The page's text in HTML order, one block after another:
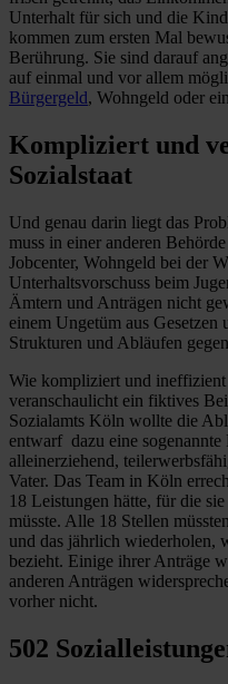
Unterhalt für sich und die
kommen zum ersten Mal
Berührung. Sie sind darauf
auf einmal und vor allem
Bürgergeld, Wohngeld oder
Kompliziert und
Sozialstaat
Und genau darin liegt das
muss in ­einer anderen
Jobcenter, Wohngeld bei der
Unterhaltsvorschuss beim
Ämtern und ­Anträgen nicht
einem Ungetüm aus
Strukturen und Abläufen
Wie kompliziert und ineffizient
veranschaulicht ein fiktives
Sozialamts Köln wollte die
entwarf dazu eine sogenannte
alleinerziehend,
Vater. Das Team in Köln
18 Leistungen hätte, für die
müsste. Alle 18 Stellen
und das jährlich wiederholen,
bezieht. Einige ihrer Anträge
anderen Anträgen
vorher nicht.
502